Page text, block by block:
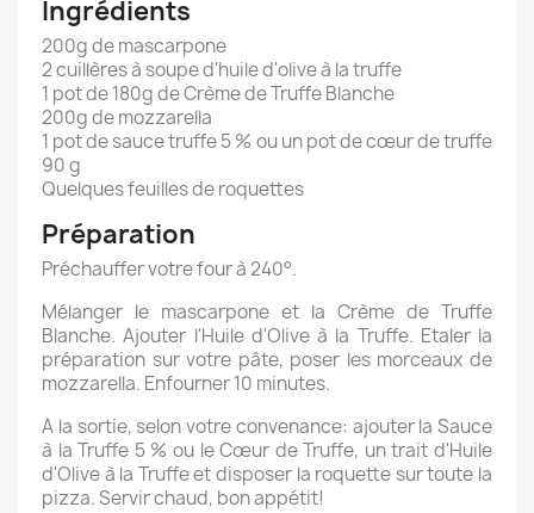
Ingrédients
200g de mascarpone
2 cuillères à soupe d'huile d'olive à la truffe
1 pot de 180g de Crème de Truffe Blanche
200g de mozzarella
1 pot de sauce truffe 5 % ou un pot de cœur de truffe
90 g
Quelques feuilles de roquettes
Préparation
Préchauffer votre four à 240°.
Mélanger le mascarpone et la Crème de Truffe
Blanche. Ajouter l'Huile d'Olive à la Truffe. Etaler la
préparation sur votre pâte, poser les morceaux de
mozzarella. Enfourner 10 minutes.
A la sortie, selon votre convenance: ajouter la Sauce
à la Truffe 5 % ou le Cœur de Truffe, un trait d'Huile
d'Olive à la Truffe et disposer la roquette sur toute la
pizza. Servir chaud, bon appétit!